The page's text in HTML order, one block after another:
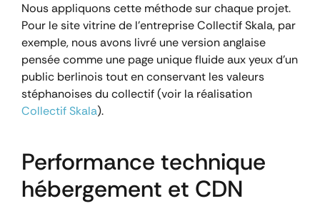
Nous appliquons cette méthode sur chaque projet.
Pour le site vitrine de l’entreprise Collectif Skala, par
exemple, nous avons livré une version anglaise
pensée comme une page unique fluide aux yeux d’un
public berlinois tout en conservant les valeurs
stéphanoises du collectif (voir la réalisation
Collectif Skala).
Performance technique
hébergement et CDN